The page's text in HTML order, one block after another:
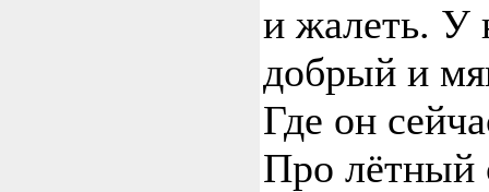
и жалеть. У
добрый и
Где он
Про лётный